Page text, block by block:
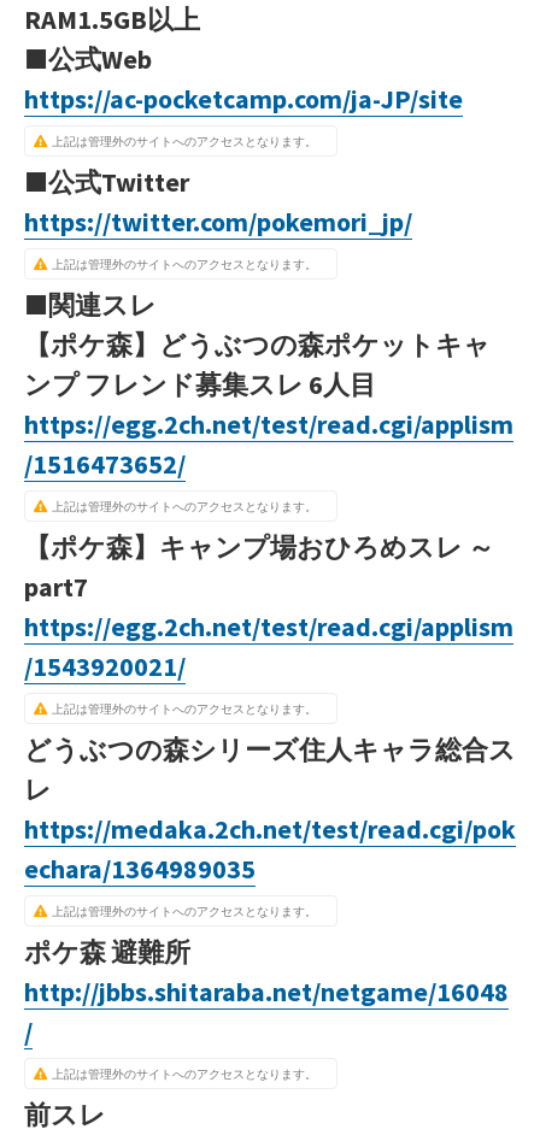
RAM1.5GB以上
■公式Web
https://ac-pocketcamp.com/ja-JP/site
上記は管理外のサイトへのアクセスとなります。
■公式Twitter
https://twitter.com/pokemori_jp/
上記は管理外のサイトへのアクセスとなります。
■関連スレ
【ポケ森】どうぶつの森ポケットキャ
ンプ フレンド募集スレ 6人目
https://egg.2ch.net/test/read.cgi/applism
/1516473652/
上記は管理外のサイトへのアクセスとなります。
【ポケ森】キャンプ場おひろめスレ ～
part7
https://egg.2ch.net/test/read.cgi/applism
/1543920021/
上記は管理外のサイトへのアクセスとなります。
どうぶつの森シリーズ住人キャラ総合ス
レ
https://medaka.2ch.net/test/read.cgi/pok
echara/1364989035
上記は管理外のサイトへのアクセスとなります。
ポケ森 避難所
http://jbbs.shitaraba.net/netgame/16048
/
上記は管理外のサイトへのアクセスとなります。
前スレ